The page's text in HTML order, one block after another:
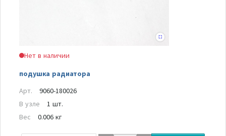
Нет в наличии
подушка радиатора
Арт.
9060-180026
В узле
1 шт.
Вес
0.006 кг